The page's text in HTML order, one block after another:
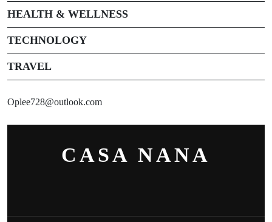
HEALTH & WELLNESS
TECHNOLOGY
TRAVEL
Oplee728@outlook.com
CASA NANA